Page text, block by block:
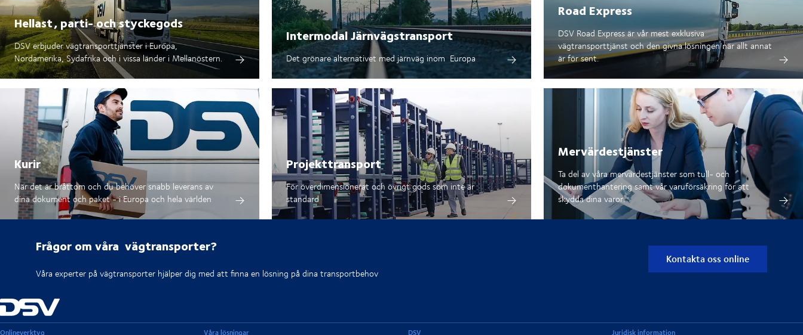
Hellast, parti- och styckegods
DSV erbjuder vägtransporttjänster i Europa,
Nordamerika, Sydafrika och i vissa länder i Mellanöstern.
Intermodal Järnvägstransport
Det grönare alternativet med järnväg inom Europa
Road Express
DSV Road Express är vår mest exklusiva
vägtransporttjänst och den givna lösningen när allt annat
är för sent.
Kurir
När det är bråttom och du behöver snabb leverans av
dina dokument och paket - i Europa och hela världen
Projekttransport
För överdimensionerat och övrigt gods som inte är
standard
Mervärdestjänster
Ta del av våra mervärdestjänster som tull- och
dokumenthantering samt vår varuförsäkring för att
skydda dina varor.
Frågor om våra vägtransporter?
Våra experter på vägtransporter hjälper dig med att finna en lösning på dina transportbehov
Kontakta oss online
Onlineverktyg Våra lösningar DSV Juridisk information